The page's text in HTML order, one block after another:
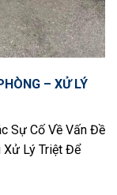
– XỬ LÝ
Sự Cố Về Vấn Đề
Xử Lý Triệt Để